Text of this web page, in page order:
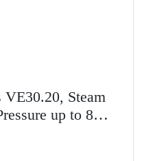
VE30.20, Steam
up to 8
Function, One